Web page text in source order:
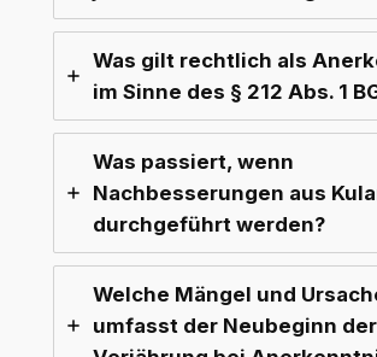
Was gilt rechtlich als
im Sinne des § 212 Abs. 1
Was passiert, wenn
Nachbesserungen aus
durchgeführt werden?
Welche Mängel und
umfasst der Neubeginn der